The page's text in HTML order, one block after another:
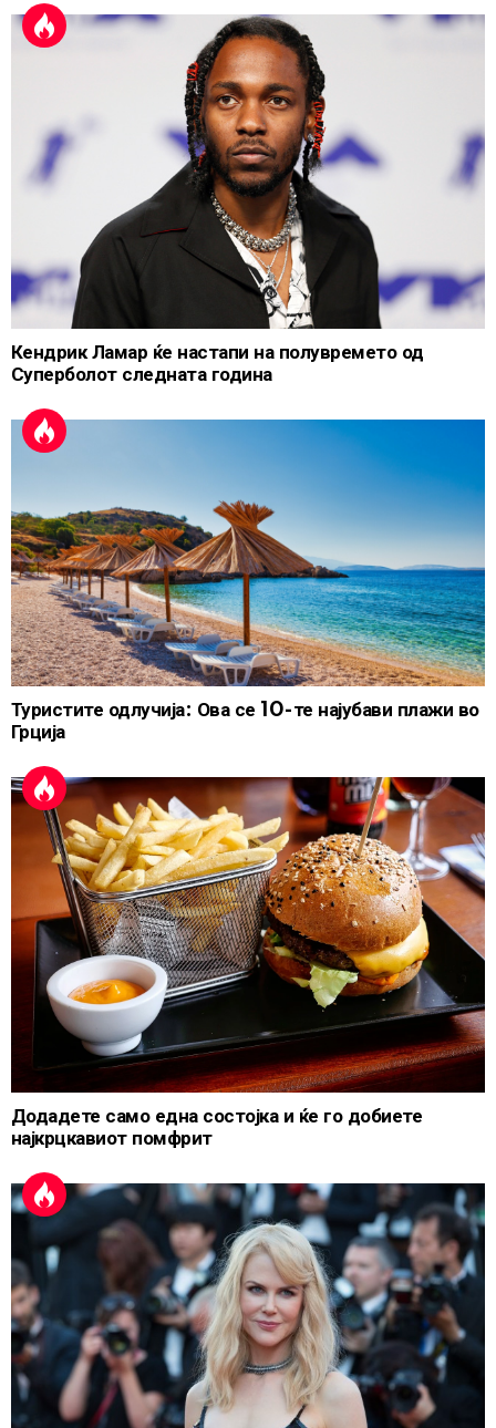
Кендрик Ламар ќе настапи на полувремето од
Суперболот следната година
Туристите одлучија: Ова се 10-те најубави плажи во
Грција
Додадете само една состојка и ќе го добиете
најкрцкавиот помфрит